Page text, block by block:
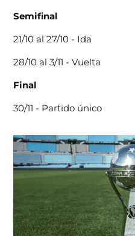
Semifinal
21/10 al 27/10 - Ida
28/10 al 3/11 - Vuelta
Final
30/11 - Partido único